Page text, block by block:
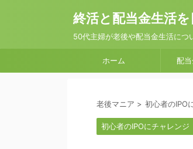
終活と配当金生活
50代主婦が老後や配当金生活につ
ホーム 配
老後マニア > 初心者のIPO
初心者のIPOにチャレンジ